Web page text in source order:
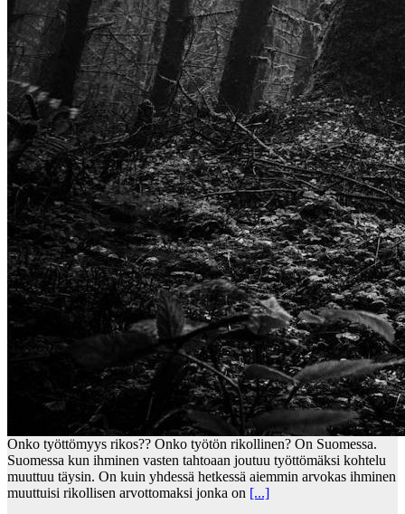
Onko työttömyys rikos?? Onko työtön rikollinen? On Suomessa.
Suomessa kun ihminen vasten tahtoaan joutuu työttömäksi kohtelu
muuttuu täysin. On kuin yhdessä hetkessä aiemmin arvokas ihminen
muuttuisi rikollisen arvottomaksi jonka on [...]